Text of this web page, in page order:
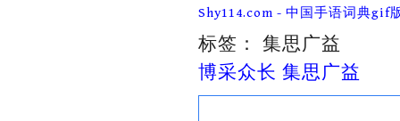
Skip
content
Shy114.com - 中国手语词典gif
标签： 集思广益
博采众长 集思广益
Search